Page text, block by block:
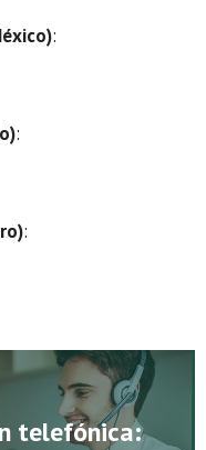
:
:
:
telefónica: